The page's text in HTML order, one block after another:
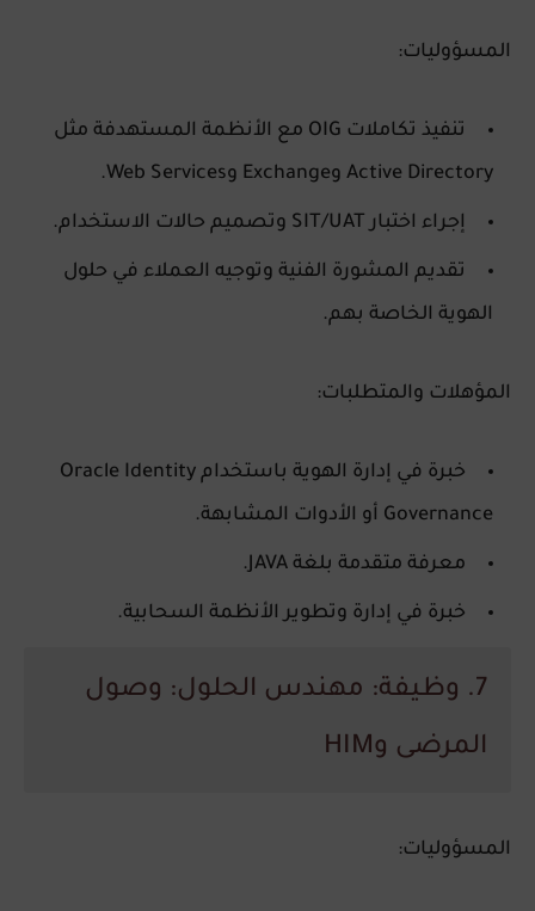
المسؤوليات:
تنفيذ تكاملات OIG مع الأنظمة المستهدفة مثل
Active Directory وExchange وWeb Services.
إجراء اختبار SIT/UAT وتصميم حالات الاستخدام.
تقديم المشورة الفنية وتوجيه العملاء في حلول
الهوية الخاصة بهم.
المؤهلات والمتطلبات:
خبرة في إدارة الهوية باستخدام Oracle Identity
Governance أو الأدوات المشابهة.
معرفة متقدمة بلغة JAVA.
خبرة في إدارة وتطوير الأنظمة السحابية.
7. وظيفة: مهندس الحلول: وصول
المرضى وHIM
المسؤوليات: